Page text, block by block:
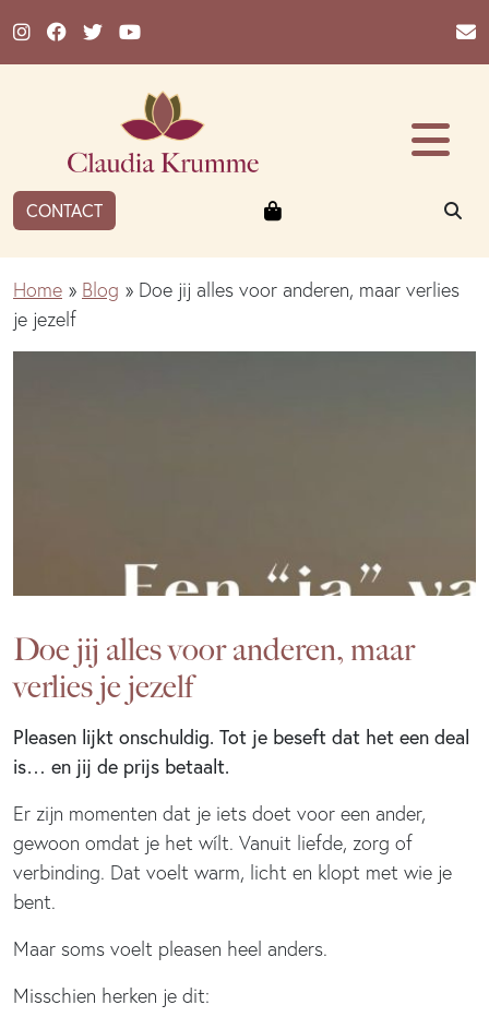
CONTACT Winkelmandje
Home » Blog » Doe jij alles voor anderen, maar verlies
je jezelf
Doe jij alles voor anderen, maar
verlies je jezelf
Pleasen lijkt onschuldig. Tot je beseft dat het een deal
is… en jij de prijs betaalt.
Er zijn momenten dat je iets doet voor een ander,
gewoon omdat je het wílt. Vanuit liefde, zorg of
verbinding. Dat voelt warm, licht en klopt met wie je
bent.
Maar soms voelt pleasen heel anders.
Misschien herken je dit: